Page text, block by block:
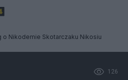
o Nikodemie Skotarczaku Nikosiu
126